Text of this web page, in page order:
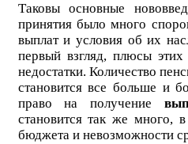
Таковы основные
принятия было много
выплат и условия об их
первый взгляд, плюсы
недостатки. Количество
становится все больше и
право на получение
становится так же много,
бюджета и невозможности